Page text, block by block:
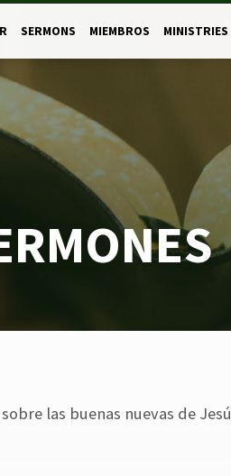
SERMONS MIEMBROS MINISTRIES
las buenas nuevas de